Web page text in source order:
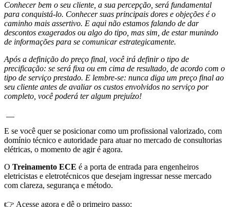
Conhecer bem o seu cliente, a sua percepção, será fundamental
para conquistá-lo. Conhecer suas principais dores e objeções é o
caminho mais assertivo. E aqui não estamos falando de dar
descontos exagerados ou algo do tipo, mas sim, de estar munindo
de informações para se comunicar estrategicamente.
Após a definição do preço final, você irá definir o tipo de
precificação: se será fixa ou em cima de resultado, de acordo com o
tipo de serviço prestado. E lembre-se: nunca diga um preço final ao
seu cliente antes de avaliar os custos envolvidos no serviço por
completo, você poderá ter algum prejuízo!
E se você quer se posicionar como um profissional valorizado, com
domínio técnico e autoridade para atuar no mercado de consultorias
elétricas, o momento de agir é agora.
O Treinamento ECE é a porta de entrada para engenheiros
eletricistas e eletrotécnicos que desejam ingressar nesse mercado
com clareza, segurança e método.
👉 Acesse agora e dê o primeiro passo: